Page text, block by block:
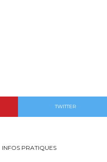
TWITTER
INFOS PRATIQUES